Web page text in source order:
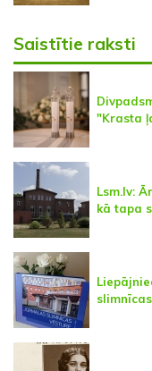
Saistītie raksti
"Krasta
Lsm.lv:
kā tapa